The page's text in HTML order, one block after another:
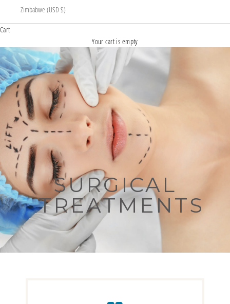
Zimbabwe (USD $)
Cart
Your cart is empty
SURGICAL
TREATMENTS